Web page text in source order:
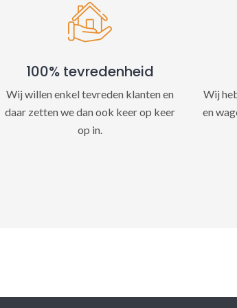
100% tevredenheid
Wij willen enkel tevreden klanten en
daar zetten we dan ook keer op keer
op in.
Wij
en